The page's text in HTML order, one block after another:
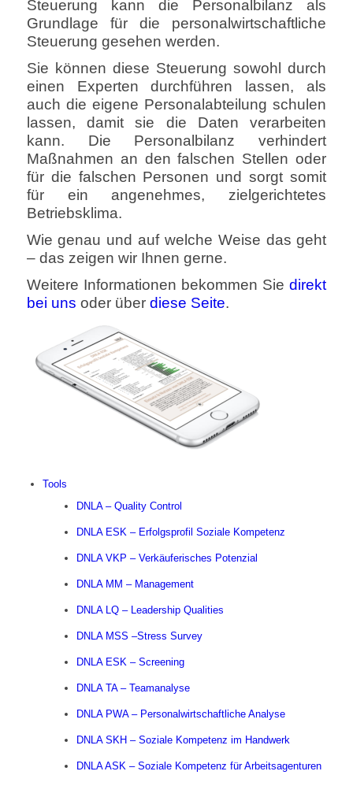
Steuerung kann die Personalbilanz als
Grundlage für die personalwirtschaftliche
Steuerung gesehen werden.
Sie können diese Steuerung sowohl durch
einen Experten durchführen lassen, als
auch die eigene Personalabteilung schulen
lassen, damit sie die Daten verarbeiten
kann. Die Personalbilanz verhindert
Maßnahmen an den falschen Stellen oder
für die falschen Personen und sorgt somit
für ein angenehmes, zielgerichtetes
Betriebsklima.
Wie genau und auf welche Weise das geht
– das zeigen wir Ihnen gerne.
Weitere Informationen bekommen Siedirekt
bei uns oder über diese Seite.
Tools
DNLA – Quality Control
DNLA ESK – Erfolgsprofil Soziale Kompetenz
DNLA VKP – Verkäuferisches Potenzial
DNLA MM – Management
DNLA LQ – Leadership Qualities
DNLA MSS –Stress Survey
DNLA ESK – Screening
DNLA TA – Teamanalyse
DNLA PWA – Personalwirtschaftliche Analyse
DNLA SKH – Soziale Kompetenz im Handwerk
DNLA ASK – Soziale Kompetenz für Arbeitsagenturen